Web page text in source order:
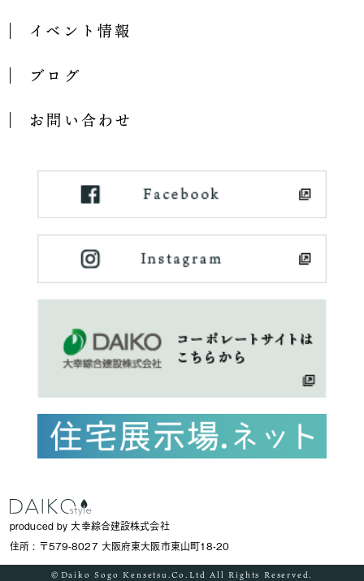
イベント情報
ブログ
お問い合わせ
produced by 大幸綜合建設株式会社
住所 : 〒579-8027 大阪府東大阪市東山町18-20
©︎Daiko Sogo Kensetsu.Co.Ltd All Rights Reserved.